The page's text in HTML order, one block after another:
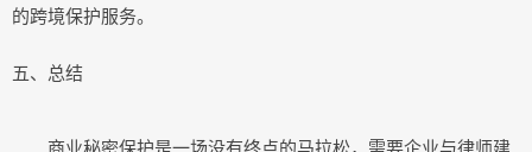
的跨境保护服务。
五、总结
商业秘密保护是一场没有终点的马拉松，需要企业与律师建